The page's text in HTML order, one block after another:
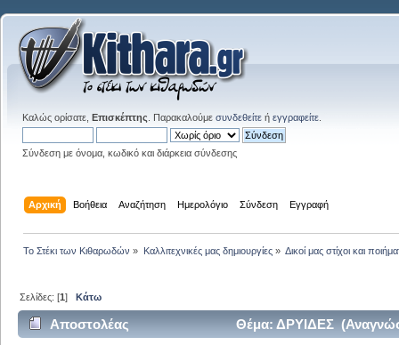
Καλώς ορίσατε, Επισκέπτης . Παρακαλούμε συνδεθείτε ή εγγραφείτε
Σύνδεση με όνομα, κωδικό και διάρκεια σύνδεσης
Αρχική Βοήθεια Αναζήτηση Ημερολόγιο Σύνδεση Εγγραφή
Το Στέκι των Κιθαρωδών » Καλλιτεχνικές μας δημιουργίες» Δικοί μας στίχοι και
Σελίδες: [1]Κάτω
Αποστολέας Θέμα: ΔΡΥΙΔΕΣ